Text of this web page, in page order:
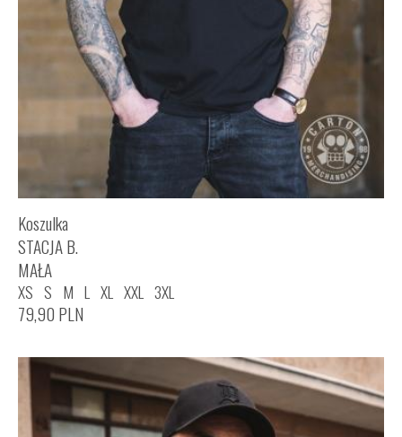
Koszulka
STACJA B.
MAŁA
XS S M L XL XXL 3XL
79,90 PLN